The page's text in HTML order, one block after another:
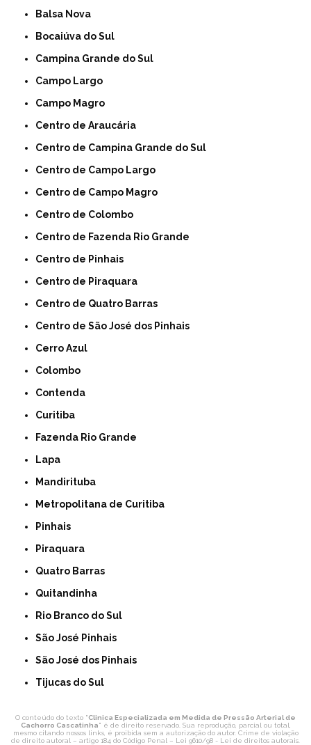
Balsa Nova
Bocaiúva do Sul
Campina Grande do Sul
Campo Largo
Campo Magro
Centro de Araucária
Centro de Campina Grande do Sul
Centro de Campo Largo
Centro de Campo Magro
Centro de Colombo
Centro de Fazenda Rio Grande
Centro de Pinhais
Centro de Piraquara
Centro de Quatro Barras
Centro de São José dos Pinhais
Cerro Azul
Colombo
Contenda
Curitiba
Fazenda Rio Grande
Lapa
Mandirituba
Metropolitana de Curitiba
Pinhais
Piraquara
Quatro Barras
Quitandinha
Rio Branco do Sul
São José Pinhais
São José dos Pinhais
Tijucas do Sul
O conteúdo do texto "Clinica Especializada em Medida de Pressão Arterial de
Cachorro Cascatinha" é de direito reservado. Sua reprodução, parcial ou total,
mesmo citando nossos links, é proibida sem a autorização do autor. Crime de violação
de direito autoral – artigo 184 do Código Penal – Lei 9610/98 - Lei de direitos autorais